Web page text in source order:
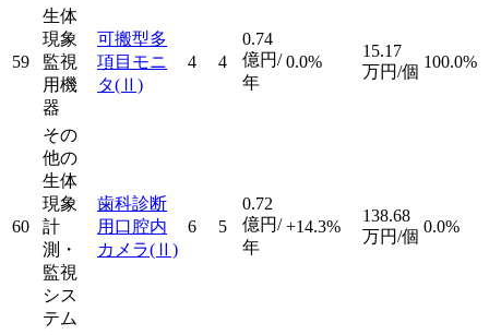
59
生体
現象
監視
用機
器
可搬型多
項目モニ
タ(Ⅱ)
4 4
0.74
億円/
年
0.0%
15.17
万円/個
100.0%
60
その
他の
生体
現象
計
測・
監視
シス
テム
歯科診断
用口腔内
カメラ(Ⅱ)
6 5
0.72
億円/
年
+14.3%
138.68
万円/個
0.0%